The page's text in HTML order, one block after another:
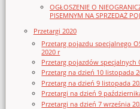
OGŁOSZENIE O
PISEMNYM NA SPRZEDAŻ
Przetargi 2020
Przetarg pojazdu specjalnego
2020 r
Przetarg pojazdów specjalnych
Przetarg na dzień 10 listopada
Przetarg na dzień 9 listopada
Przetargi na dzień 9
Przetargi na dzień 7 września